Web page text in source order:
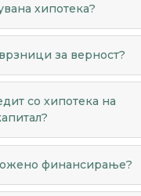
хипотека?
за верност?
со хипотека на
финансирање?